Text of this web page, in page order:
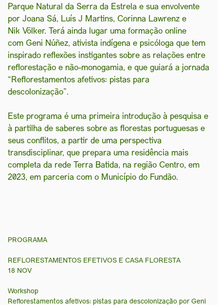
Parque Natural da Serra da Estrela e sua envolvente
por Joana Sá, Luís J Martins, Corinna Lawrenz e
Nik Völker. Terá ainda lugar uma formação online
com Geni Núñez, ativista indígena e psicóloga que tem
inspirado reflexões instigantes sobre as relações entre
reflorestação e não-monogamia, e que guiará a jornada
“Reflorestamentos afetivos: pistas para
descolonização”.
Este programa é uma primeira introdução à pesquisa e
à partilha de saberes sobre as florestas portuguesas e
seus conflitos, a partir de uma perspectiva
transdisciplinar, que prepara uma residência mais
completa da rede Terra Batida, na região Centro, em
2023, em parceria com o Município do Fundão.
PROGRAMA
REFLORESTAMENTOS EFETIVOS E CASA FLORESTA
18 NOV
Workshop
Reflorestamentos afetivos: pistas para descolonização por Geni